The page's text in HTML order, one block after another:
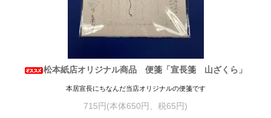
松本紙店オリジナル商品 便箋「宣長箋 山ざくら」
本居宣長にちなんだ当店オリジナルの便箋です
715円(本体650円、税65円)